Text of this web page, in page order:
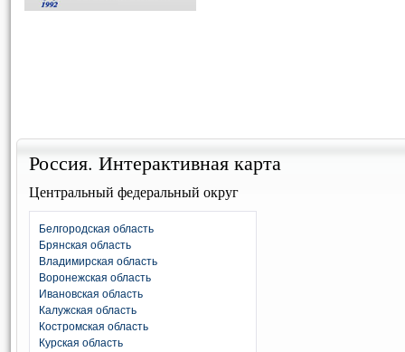
Россия. Интерактивная карта
Центральный федеральный округ
Белгородская область
Брянская область
Владимирская область
Воронежская область
Ивановская область
Калужская область
Костромская область
Курская область